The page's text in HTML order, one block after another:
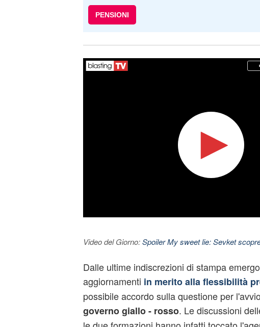
PENSIONI
Video del Giorno:Spoiler My sweet lie: Sevket
Dalle ultime indiscrezioni di stampa
aggiornamenti in merito alla flessibilità
possibile accordo sulla questione per
governo giallo - rosso. Le discussioni